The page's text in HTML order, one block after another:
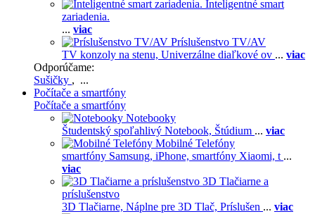
Inteligentné smart
zariadenia.
... viac
Príslušenstvo TV/AV
TV konzoly na stenu, Univerzálne diaľkové ov ... viac
Odporúčame:
Sušičky , ...
Počítače a smartfóny
Počítače a smartfóny
Notebooky
Študentský spoľahlivý Notebook, Štúdium ... viac
Mobilné Telefóny
smartfóny Samsung, iPhone, smartfóny Xiaomi, t ...
viac
3D Tlačiarne a
príslušenstvo
3D Tlačiarne, Náplne pre 3D Tlač, Príslušen ... viac